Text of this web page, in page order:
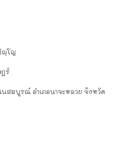
ญฺโญ
ฎร์
สมบูรณ์ อำเภอนาจะหลวย จังหวัด